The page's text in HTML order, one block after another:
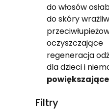
do włosów
do skóry
oczyszczające
regeneracja
dla dzieci i
Filtry